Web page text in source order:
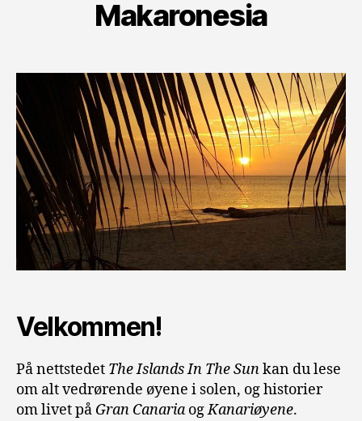
Makaronesia
Velkommen!
På nettstedet The Islands In The Sunkan du lese
om alt vedrørende øyene i solen, og historier
om livet på Gran Canaria ogKanariøyene.